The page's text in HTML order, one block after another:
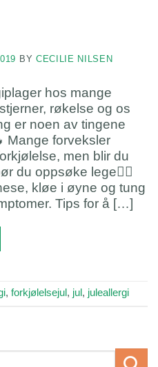
BY CECILIE NILSEN
hos mange
røkelse og os
er noen av tingene
Mange forveksler
men blir du
du oppsøke lege👨‍⚕️
kløe i øyne og tung
Tips for å […]
, forkjølelsejul, jul, juleallergi